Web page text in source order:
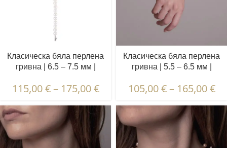
Класическа бяла перлена
гривна | 6.5 – 7.5 мм |
115,00€ – 175,00€
Класическа бяла перлена
гривна | 5.5 – 6.5 мм |
105,00€ – 165,00€